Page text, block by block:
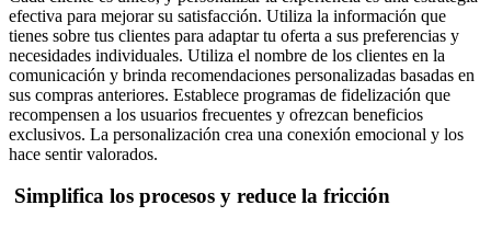
efectiva para mejorar su satisfacción. Utiliza la información que
tienes sobre tus clientes para adaptar tu oferta a sus preferencias y
necesidades individuales. Utiliza el nombre de los clientes en la
comunicación y brinda recomendaciones personalizadas basadas en
sus compras anteriores. Establece programas de fidelización que
recompensen a los usuarios frecuentes y ofrezcan beneficios
exclusivos. La personalización crea una conexión emocional y los
hace sentir valorados.
Simplifica los procesos y reduce la fricción